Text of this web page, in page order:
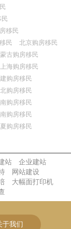
移民
民
北京购房移民
古购房移民
上海购房移民
购房移民
购房移民
购房移民
购房移民
购房移民
站
企业建站
网站建设
大幅面打印机
于我们